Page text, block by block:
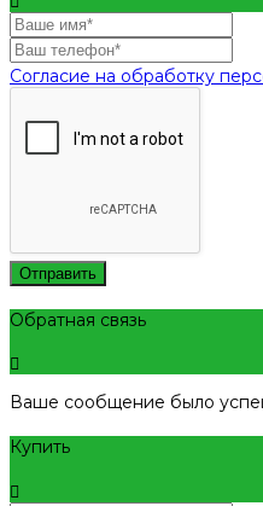
Согласие на обработку
Отправить
Обратная связь
Ваше сообщение было
Купить